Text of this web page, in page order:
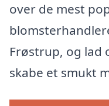
over de mest
Frøstrup, og lad
skabe et smukt